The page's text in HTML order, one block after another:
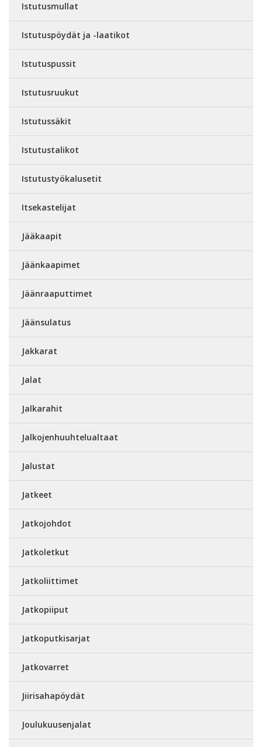
Istutusmullat
Istutuspöydät ja -laatikot
Istutuspussit
Istutusruukut
Istutussäkit
Istutustalikot
Istutustyökalusetit
Itsekastelijat
Jääkaapit
Jäänkaapimet
Jäänraaputtimet
Jäänsulatus
Jakkarat
Jalat
Jalkarahit
Jalkojenhuuhtelualtaat
Jalustat
Jatkeet
Jatkojohdot
Jatkoletkut
Jatkoliittimet
Jatkopiiput
Jatkoputkisarjat
Jatkovarret
Jiirisahapöydät
Joulukuusenjalat